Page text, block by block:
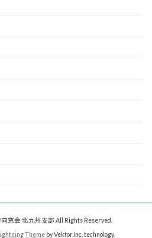
窓会 北九州支部 All Rights Reserved.
Themeby Vektor,Inc. technology.